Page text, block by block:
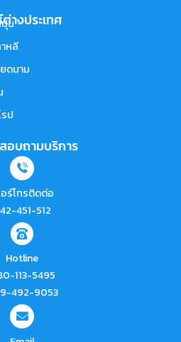
างประเทศ
น
หลี
ดนาม
ป
บถามบริการ
อร์โทรติดต่อ
451-512
Hotline
113-5495
492-9053